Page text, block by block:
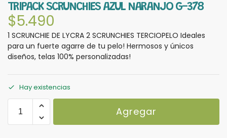
TRIPACK SCRUNCHIES AZUL NARANJO G-378
$5.490
1 SCRUNCHIE DE LYCRA 2 SCRUNCHIES TERCIOPELO Ideales
para un fuerte agarre de tu pelo! Hermosos y únicos
diseños, telas 100% personalizadas!
Hay existencias
Agregar